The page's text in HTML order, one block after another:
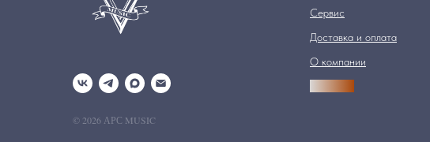
© 2026 АРС MUSIC
Сервис
Доставка и оплата
О компании